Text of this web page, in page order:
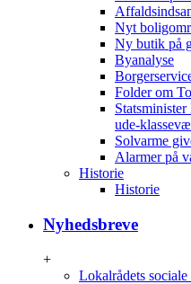
Nyt
Ny butik på
Byanalyse
Folder om
ude-
Solvarme
Alarmer på
Historie
Historie
Nyhedsbreve
+
Lokalrådets sociale